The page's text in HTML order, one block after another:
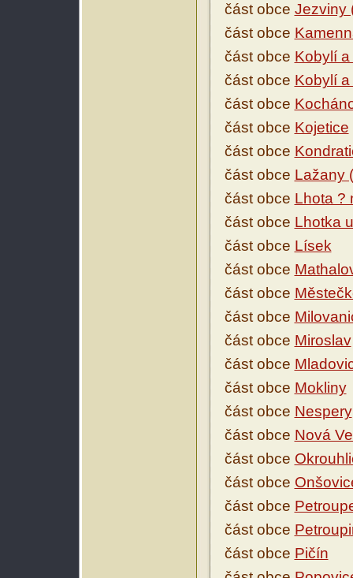
část obce Jezviny
část obce
část obce Kobylí
část obce Kobylí
část obce
část obce Kojetice
část obce
část obce Lažany
část obce Lhota ?
část obce Lhotka
část obce Lísek
část obce
část obce
část obce
část obce Miroslav
část obce
část obce Mokliny
část obce Nespery
část obce Nová
část obce
část obce
část obce
část obce
část obce Pičín